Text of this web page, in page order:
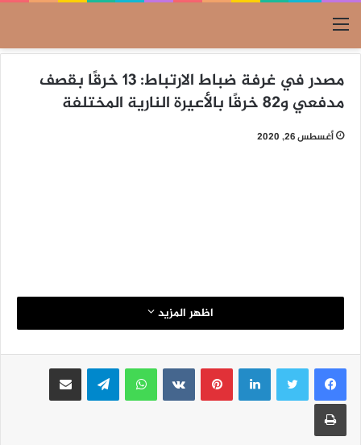
القائمة
مصدر في غرفة ضباط الارتباط: 13 خرقًا بقصف
مدفعي و82 خرقًا بالأعيرة النارية المختلفة
أغسطس 26, 2020
اظهر المزيد
لينكدإنبينتيريست واتساب تيلقرام مشاركة عبر البريد
طباعة